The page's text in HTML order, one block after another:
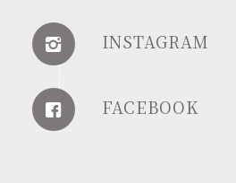
INSTAGRAM
FACEBOOK